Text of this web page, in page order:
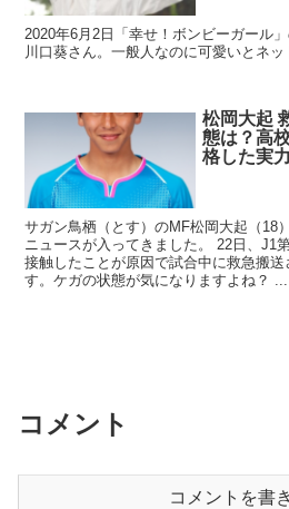
2020年6月2日「幸せ！ボンビーガール
川口葵さん。一般人なのに可愛いとネッ
松岡大起
態は？高
格した実
サガン鳥栖（とす）のMF松岡大起（18
ニュースが入ってきました。 22日、J1
接触したことが原因で試合中に救急搬
す。ケガの状態が気になりますよね？ ...
コメント
コメントを書